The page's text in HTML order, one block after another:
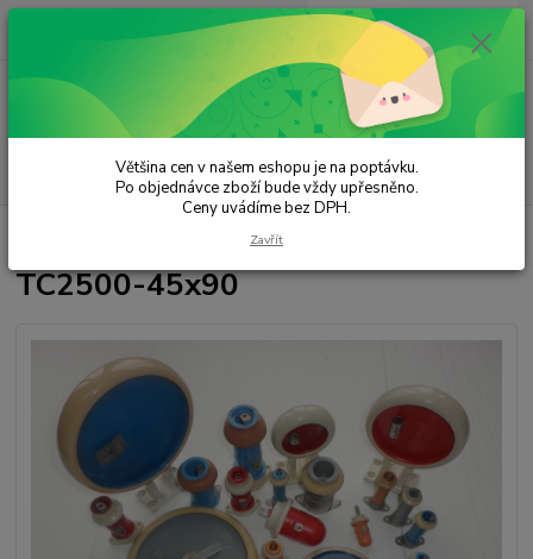
ks
za 0,00 Kč
TC2500-45x90
TC2500-45x90
Většina cen v našem eshopu je na poptávku.
Po objednávce zboží bude vždy upřesněno.
Ceny uvádíme bez DPH.
Zavřít